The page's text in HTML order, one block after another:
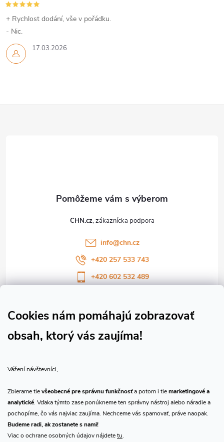
Cookies nám pomáhajú zobrazovať
obsah, ktorý vás zaujíma!
Vážení návštevníci,
Zbierame tievšeobecné pre správnu funkčnosťa potom i tiemarketingové a
analytické. Vďaka týmto zase ponúkneme ten správny nástroj alebo náradie a
pochopíme, čo vás najviac zaujíma. Nechceme vás spamovať, práve naopak.
Budeme radi, ak zostanete s nami!
Viac o ochrane osobných údajov nájdetetu.
17.03.2026
+ Rychlost dodání, vše v pořádku.
- Nic.
CHN.cz
info@chn.cz
+420 257 533 743
+420 602 532 489
Sledujte náš vlog CHN_CZ
Prijímame online platby